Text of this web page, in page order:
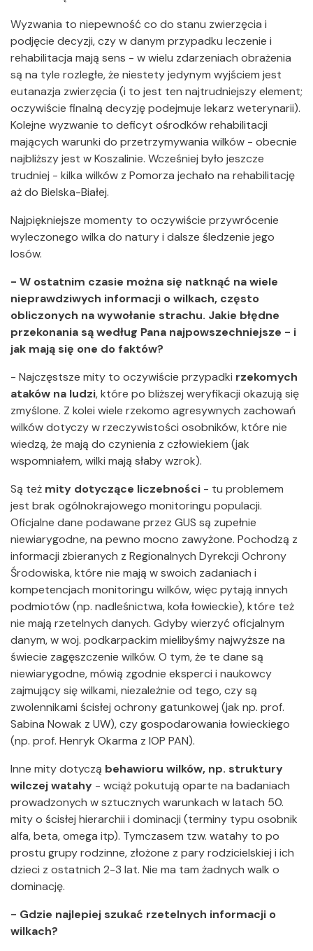
Wyzwania to niepewność co do stanu zwierzęcia i
podjęcie decyzji, czy w danym przypadku leczenie i
rehabilitacja mają sens - w wielu zdarzeniach obrażenia
są na tyle rozległe, że niestety jedynym wyjściem jest
eutanazja zwierzęcia (i to jest ten najtrudniejszy element;
oczywiście finalną decyzję podejmuje lekarz weterynarii).
Kolejne wyzwanie to deficyt ośrodków rehabilitacji
mających warunki do przetrzymywania wilków - obecnie
najbliższy jest w Koszalinie. Wcześniej było jeszcze
trudniej - kilka wilków z Pomorza jechało na rehabilitację
aż do Bielska-Białej.
Najpiękniejsze momenty to oczywiście przywrócenie
wyleczonego wilka do natury i dalsze śledzenie jego
losów.
- W ostatnim czasie można się natknąć na wiele
nieprawdziwych informacji o wilkach, często
obliczonych na wywołanie strachu. Jakie błędne
przekonania są według Pana najpowszechniejsze - i
jak mają się one do faktów?
- Najczęstsze mity to oczywiście przypadki rzekomych
ataków na ludzi, które po bliższej weryfikacji okazują się
zmyślone. Z kolei wiele rzekomo agresywnych zachowań
wilków dotyczy w rzeczywistości osobników, które nie
wiedzą, że mają do czynienia z człowiekiem (jak
wspomniałem, wilki mają słaby wzrok).
Są też mity dotyczące liczebności - tu problemem
jest brak ogólnokrajowego monitoringu populacji.
Oficjalne dane podawane przez GUS są zupełnie
niewiarygodne, na pewno mocno zawyżone. Pochodzą z
informacji zbieranych z Regionalnych Dyrekcji Ochrony
Środowiska, które nie mają w swoich zadaniach i
kompetencjach monitoringu wilków, więc pytają innych
podmiotów (np. nadleśnictwa, koła łowieckie), które też
nie mają rzetelnych danych. Gdyby wierzyć oficjalnym
danym, w woj. podkarpackim mielibyśmy najwyższe na
świecie zagęszczenie wilków. O tym, że te dane są
niewiarygodne, mówią zgodnie eksperci i naukowcy
zajmujący się wilkami, niezależnie od tego, czy są
zwolennikami ścisłej ochrony gatunkowej (jak np. prof.
Sabina Nowak z UW), czy gospodarowania łowieckiego
(np. prof. Henryk Okarma z IOP PAN).
Inne mity dotyczą behawioru wilków, np. struktury
wilczej watahy - wciąż pokutują oparte na badaniach
prowadzonych w sztucznych warunkach w latach 50.
mity o ścisłej hierarchii i dominacji (terminy typu osobnik
alfa, beta, omega itp). Tymczasem tzw. watahy to po
prostu grupy rodzinne, złożone z pary rodzicielskiej i ich
dzieci z ostatnich 2-3 lat. Nie ma tam żadnych walk o
dominację.
- Gdzie najlepiej szukać rzetelnych informacji o
wilkach?